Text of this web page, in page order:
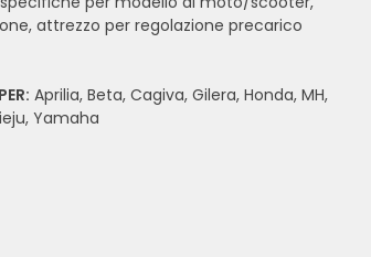
attrezzo per regolazione precarico
Aprilia, Beta, Cagiva, Gilera, Honda, MH,
Yamaha